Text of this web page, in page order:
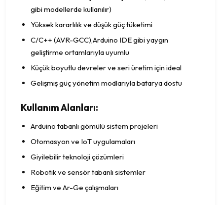
gibi modellerde kullanılır)
Yüksek kararlılık ve düşük güç tüketimi
C/C++ (AVR-GCC),Arduino IDE gibi yaygın
geliştirme ortamlarıyla uyumlu
Küçük boyutlu devreler ve seri üretim için ideal
Gelişmiş güç yönetim modlarıyla batarya dostu
Kullanım Alanları:
Arduino tabanlı gömülü sistem projeleri
Otomasyon ve IoT uygulamaları
Giyilebilir teknoloji çözümleri
Robotik ve sensör tabanlı sistemler
Eğitim ve Ar-Ge çalışmaları